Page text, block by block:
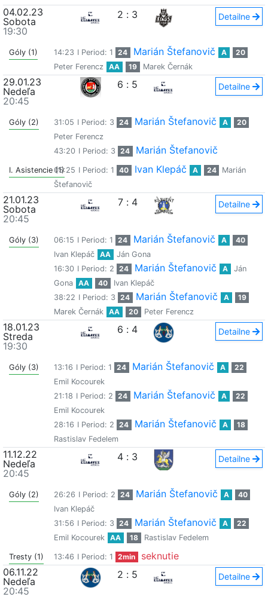
04.02.23
Sobota
19:30
2 : 3 Detailne
Góly (1) 14:23 I Period: 1 24 Marián Štefanovič A
20
Peter Ferencz
AA 19 Marek Černák
29.01.23
Nedeľa
20:45
6 : 5 Detailne
Góly (2) 31:05 I Period: 3 24 Marián Štefanovič A
20
Peter Ferencz
43:20 I Period: 3 24 Marián Štefanovič
I. Asistencie (1)05:25 I Period: 1 40 Ivan Klepáč A 24
Marián
Štefanovič
21.01.23
Sobota
20:45
7 : 4 Detailne
Góly (3) 06:15 I Period: 1 24 Marián Štefanovič A
40
Ivan Klepáč
AA
Ján Gona
16:30 I Period: 2 24 Marián Štefanovič A
Ján
Gona
AA 40
Ivan Klepáč
38:22 I Period: 3 24 Marián Štefanovič A
19
Marek Černák
AA 20 Peter Ferencz
18.01.23
Streda
19:30
6 : 4 Detailne
Góly (3) 13:16 I Period: 1 24 Marián Štefanovič A
22
Emil Kocourek
21:18 I Period: 2 24 Marián Štefanovič A
22
Emil Kocourek
28:16 I Period: 2 24 Marián Štefanovič A
18
Rastislav Fedelem
11.12.22
Nedeľa
20:45
4 : 3 Detailne
Góly (2) 26:26 I Period: 2 24 Marián Štefanovič A
40
Ivan Klepáč
31:56 I Period: 3 24 Marián Štefanovič A
22
Emil Kocourek
AA 18 Rastislav Fedelem
Tresty (1) 13:46 I Period: 1 2min
seknutie
06.11.22
Nedeľa
20:45
2 : 5 Detailne